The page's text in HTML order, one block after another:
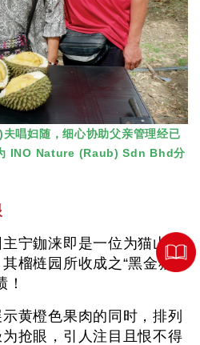
唱妇随，细心协助父亲管理经已
INO Nature (Raub) Sdn Bhd分
宁鉫涞即是一位为猫山王
榴梿园所收成之“黑金猫
绩！
黄橙色果肉的同时，排列
抢眼，引人注目且恨不得